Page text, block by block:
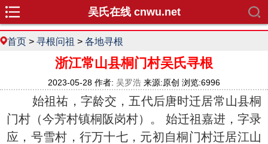
吴氏在线 cnwu.net
首页 > 寻根问祖 > 各地寻根
浙江常山县桐门村吴氏寻根
2023-05-28 作者: 吴罗浩 来源:原创 浏览:6996
始祖祐，字龄交，五代后唐时迁居常山县桐
门村（今芳村镇桐阪岗村）。 始迁祖嘉进，字录
应，号雪村，行万十七，元初自桐门村迁居江山